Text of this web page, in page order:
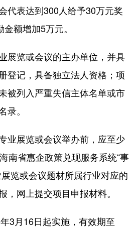
代表达到300人给予30万元奖
额增加5万元。
览或会议的主办单位，并具
登记，具备独立法人资格；项
被列入严重失信主体名单或市
。
展览或会议举办前，应至少
南省惠企政策兑现服务系统“事
览或会议题材所属行业对应的
，网上提交项目申报材料。
月16日起实施，有效期至